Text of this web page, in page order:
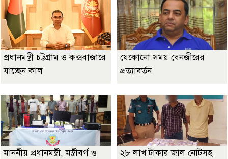
প্রধানমন্ত্রী চট্টগ্রাম ও কক্সবাজারে
যাচ্ছেন কাল
যেকোনো সময় বেনজীরের
প্রত্যাবর্তন
মাননীয় প্রধানমন্ত্রী, মন্ত্রীবর্গ ও
২৮ লাখ টাকার জাল নোটসহ